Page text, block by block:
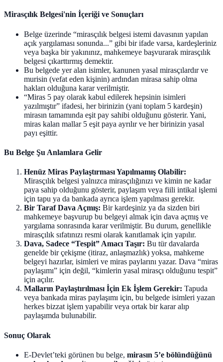
Mirasçılık Belgesi'nin İçeriği ve Sonuçları
Belge üzerinde “mirasçılık belgesi istemi davasının yapılan
açık yargılaması sonunda...” gibi bir ifade varsa, kardeşleriniz
veya başka bir yakınınız, mahkemeye başvurarak mirasçılık
belgesi çıkarttırmış demektir.
Bu belgede yer alan isimler, kanunen yasal mirasçılardır ve
murisin (vefat eden kişinin) ardından mirasa sahip olma
hakları olduğuna karar verilmiştir.
“Miras 5 pay olarak kabul edilerek hepsinin isimleri
yazılmıştır” ifadesi, her birinizin (yani toplam 5 kardeşin)
mirasın tamamında eşit pay sahibi olduğunu gösterir. Yani,
miras kalan mallar 5 eşit paya ayrılır ve her birinizin yasal
payı eşittir.
Bu Belge Şu Anlamlara Gelir
Henüz Miras Paylaştırması Yapılmamış Olabilir:
Mirasçılık belgesi yalnızca mirasçılığınızı ve kimin ne kadar
paya sahip olduğunu gösterir, paylaşım veya fiili intikal işlemi
için tapu ya da bankada ayrıca işlem yapılması gerekir.
Bir Taraf Dava Açmış: Bir kardeşiniz ya da sizden biri
mahkemeye başvurup bu belgeyi almak için dava açmış ve
yargılama sonrasında karar verilmiştir. Bu durum, genellikle
mirasçılık sıfatınızı resmi olarak kanıtlamak için yapılır.
Dava, Sadece “Tespit” Amacı Taşır: Bu tür davalarda
genelde bir çekişme (itiraz, anlaşmazlık) yoksa, mahkeme
belgeyi hazırlar, isimleri ve miras paylarını yazar. Dava “miras
paylaşımı” için değil, “kimlerin yasal mirasçı olduğunu tespit”
için açılır.
Malların Paylaştırılması İçin Ek İşlem Gerekir: Tapuda
veya bankada miras paylaşımı için, bu belgede isimleri yazan
herkes bizzat işlem yapabilir veya ortak bir karar alıp
paylaşımda bulunabilir.
Sonuç Olarak
E-Devlet’teki görünen bu belge, mirasın 5’e bölündüğünü